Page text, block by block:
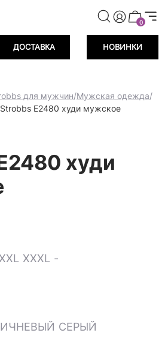
регистрации Дарим 500
0
ДОСТАВКА НОВИНКИ
для мужчин/Мужская одежда/
Strobbs E2480 худи мужское
худи
XXL XXXL -
СЕРЫЙ